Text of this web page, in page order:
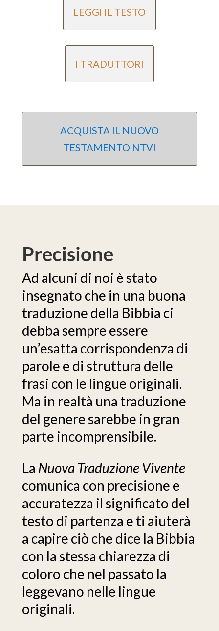
LEGGI IL TESTO
I TRADUTTORI
ACQUISTA IL NUOVO
TESTAMENTO NTVI
Precisione
Ad alcuni di noi è stato
insegnato che in una buona
traduzione della Bibbia ci
debba sempre essere
un’esatta corrispondenza di
parole e di struttura delle
frasi con le lingue originali.
Ma in realtà una traduzione
del genere sarebbe in gran
parte incomprensibile.
La Nuova Traduzione Vivente
comunica con precisione e
accuratezza il significato del
testo di partenza e ti aiuterà
a capire ciò che dice la Bibbia
con la stessa chiarezza di
coloro che nel passato la
leggevano nelle lingue
originali.